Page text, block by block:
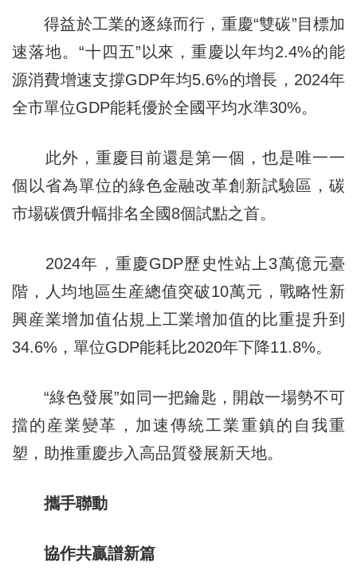
得益於工業的逐綠而行，重慶“雙碳”目標加
速落地。“十四五”以來，重慶以年均2.4%的能
源消費增速支撐GDP年均5.6%的增長，2024年
全市單位GDP能耗優於全國平均水準30%。
此外，重慶目前還是第一個，也是唯一一
個以省為單位的綠色金融改革創新試驗區，碳
市場碳價升幅排名全國8個試點之首。
2024年，重慶GDP歷史性站上3萬億元臺
階，人均地區生産總值突破10萬元，戰略性新
興産業增加值佔規上工業增加值的比重提升到
34.6%，單位GDP能耗比2020年下降11.8%。
“綠色發展”如同一把鑰匙，開啟一場勢不可
擋的産業變革，加速傳統工業重鎮的自我重
塑，助推重慶步入高品質發展新天地。
攜手聯動
協作共贏譜新篇